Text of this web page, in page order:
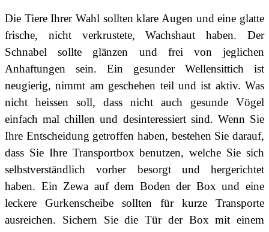
Die Tiere Ihrer Wahl sollten klare Augen und eine glatte
frische, nicht verkrustete, Wachshaut haben. Der
Schnabel sollte glänzen und frei von jeglichen
Anhaftungen sein. Ein gesunder Wellensittich ist
neugierig, nimmt am geschehen teil und ist aktiv. Was
nicht heissen soll, dass nicht auch gesunde Vögel
einfach mal chillen und desinteressiert sind. Wenn Sie
Ihre Entscheidung getroffen haben, bestehen Sie darauf,
dass Sie Ihre Transportbox benutzen, welche Sie sich
selbstverständlich vorher besorgt und hergerichtet
haben. Ein Zewa auf dem Boden der Box und eine
leckere Gurkenscheibe sollten für kurze Transporte
ausreichen. Sichern Sie die Tür der Box mit einem